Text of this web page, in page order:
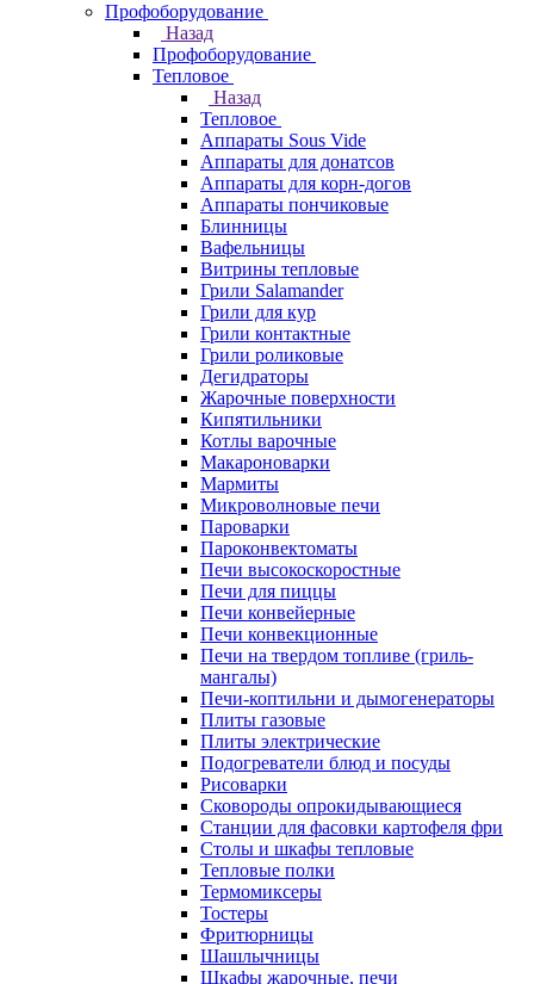
Профоборудование
Назад
Профоборудование
Тепловое
Назад
Тепловое
Аппараты Sous Vide
Аппараты для донатсов
Аппараты для корн-догов
Аппараты пончиковые
Блинницы
Вафельницы
Витрины тепловые
Грили Salamander
Грили для кур
Грили контактные
Грили роликовые
Дегидраторы
Жарочные поверхности
Кипятильники
Котлы варочные
Макароноварки
Мармиты
Микроволновые печи
Пароварки
Пароконвектоматы
Печи высокоскоростные
Печи для пиццы
Печи конвейерные
Печи конвекционные
Печи на твердом топливе (гриль-
мангалы)
Печи-коптильни и дымогенераторы
Плиты газовые
Плиты электрические
Подогреватели блюд и посуды
Рисоварки
Сковороды опрокидывающиеся
Станции для фасовки картофеля фри
Столы и шкафы тепловые
Тепловые полки
Термомиксеры
Тостеры
Фритюрницы
Шашлычницы
Шкафы жарочные, печи